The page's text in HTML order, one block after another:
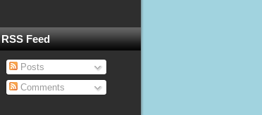
RSS Feed
Posts
Comments